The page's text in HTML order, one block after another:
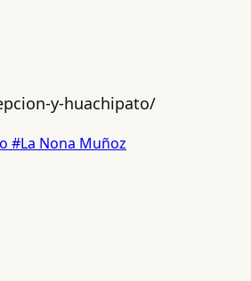
y-huachipato/
#La Nona Muñoz